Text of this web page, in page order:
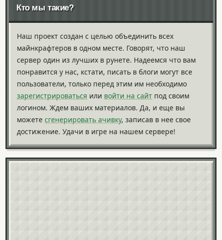
Кто мы такие?
Наш проект создан с целью объединить всех
майнкрафтеров в одном месте. Говорят, что наш
сервер один из лучших в рунете. Надеемся что вам
понравится у нас, кстати, писать в блоги могут все
пользователи, только перед этим им необходимо
зарегистрироваться или войти на сайт под своим
логином. Ждем ваших материалов. Да, и еще вы
можете сгенерировать ачивку, записав в нее свое
достижение. Удачи в игре на нашем сервере!